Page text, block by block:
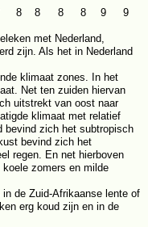
8 8 8 8 9 9
met Nederland,
zijn. Als het in Nederland
klimaat zones. In het
Net ten zuiden hiervan
uitstrekt van oost naar
klimaat met relatief
bevind zich het subtropisch
bevind zich het
regen. En net hierboven
zomers en milde
de Zuid-Afrikaanse lente of
erg koud zijn en in de